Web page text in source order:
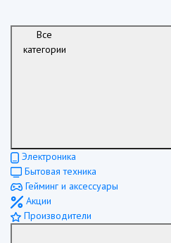
Все
категории
Электроника
Бытовая техника
Гейминг и аксессуары
Акции
Производители